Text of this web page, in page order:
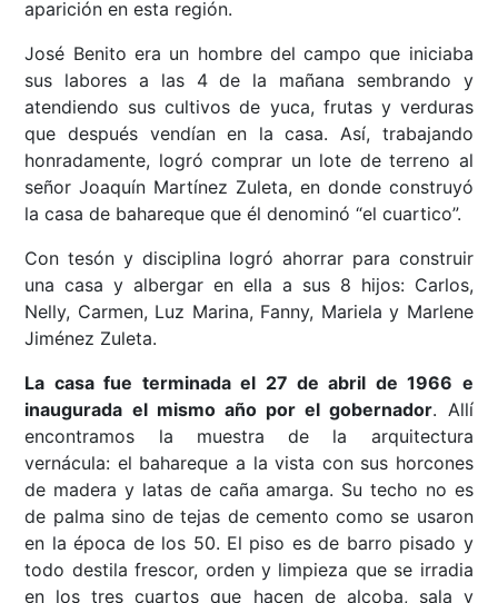
aparición en esta región.
José Benito era un hombre del campo que iniciaba
sus labores a las 4 de la mañana sembrando y
atendiendo sus cultivos de yuca, frutas y verduras
que después vendían en la casa. Así, trabajando
honradamente, logró comprar un lote de terreno al
señor Joaquín Martínez Zuleta, en donde construyó
la casa de bahareque que él denominó “el cuartico”.
Con tesón y disciplina logró ahorrar para construir
una casa y albergar en ella a sus 8 hijos: Carlos,
Nelly, Carmen, Luz Marina, Fanny, Mariela y Marlene
Jiménez Zuleta.
La casa fue terminada el 27 de abril de 1966 e
inaugurada el mismo año por el gobernador. Allí
encontramos la muestra de la arquitectura
vernácula: el bahareque a la vista con sus horcones
de madera y latas de caña amarga. Su techo no es
de palma sino de tejas de cemento como se usaron
en la época de los 50. El piso es de barro pisado y
todo destila frescor, orden y limpieza que se irradia
en los tres cuartos que hacen de alcoba, sala y